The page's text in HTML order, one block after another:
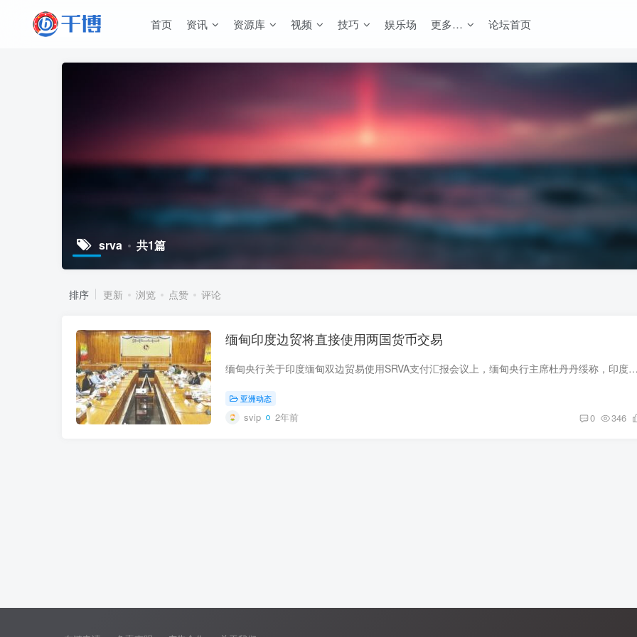
首页 资讯 资源库 视频 技巧 娱乐场 更多… 论坛首页
srva 共1篇
排序 更新 浏览 点赞 评论
缅甸印度边贸将直接使用两国货币交易
缅甸央行关于印度缅甸双边贸易使用SRVA支付汇报会议上，缅甸央行主席杜丹丹绥称，印度－缅甸双边贸易，使用Special Rupee Vostro Account SRVA支付程序指南征询各部门意见信息已经发布，2月份起...
亚洲动态
svip 2年前 0 346